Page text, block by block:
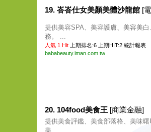
19. 峇峇仕女美顏美體沙龍館 [
提供美容SPA、美容護膚、美容美
務。 ...
人氣 1 Hit 上期排名:6 上期HIT:2 統計報表
bababeauty.iman.com.tw
20. 104food美食王 [商業金融]
提供美食評鑑、美食部落格、美味
美 ...